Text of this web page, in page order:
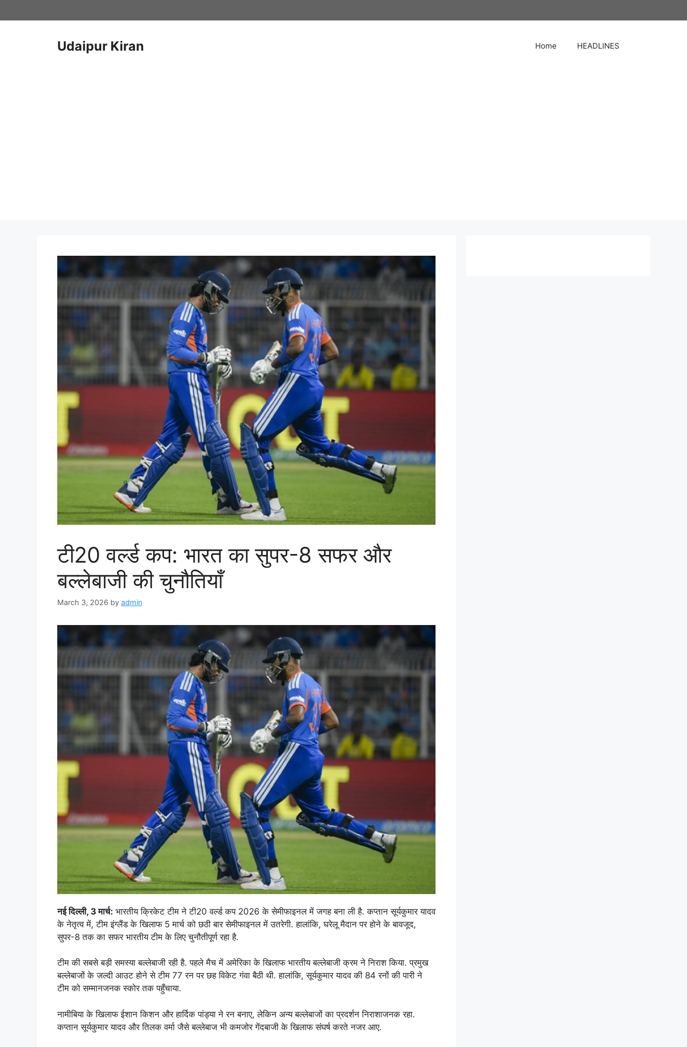
to
Udaipur Kiran Home HEADLINES
टी20 वर्ल्ड कप: भारत का सुपर-8 सफर और
बल्लेबाजी की चुनौतियाँ
March 3, 2026 by admin
नई दिल्ली, 3 मार्च: भारतीय क्रिकेट टीम ने टी20 वर्ल्ड कप 2026 के सेमीफाइनल में जगह बना ली है. कप्तान सूर्यकुमार यादव
के नेतृत्व में, टीम इंग्लैंड के खिलाफ 5 मार्च को छठी बार सेमीफाइनल में उतरेगी. हालांकि, घरेलू मैदान पर होने के बावजूद,
सुपर-8 तक का सफर भारतीय टीम के लिए चुनौतीपूर्ण रहा है.
टीम की सबसे बड़ी समस्या बल्लेबाजी रही है. पहले मैच में अमेरिका के खिलाफ भारतीय बल्लेबाजी क्रम ने निराश किया. प्रमुख
बल्लेबाजों के जल्दी आउट होने से टीम 77 रन पर छह विकेट गंवा बैठी थी. हालांकि, सूर्यकुमार यादव की 84 रनों की पारी ने
टीम को सम्मानजनक स्कोर तक पहुँचाया.
नामीबिया के खिलाफ ईशान किशन और हार्दिक पांड्या ने रन बनाए, लेकिन अन्य बल्लेबाजों का प्रदर्शन निराशाजनक रहा.
कप्तान सूर्यकुमार यादव और तिलक वर्मा जैसे बल्लेबाज भी कमजोर गेंदबाजी के खिलाफ संघर्ष करते नजर आए.